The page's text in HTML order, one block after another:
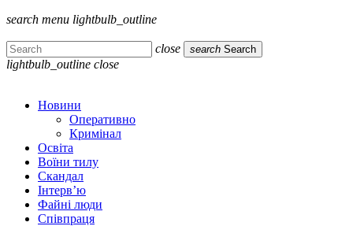
search menu lightbulb_outline
close search Search
lightbulb_outline close
Новини
Оперативно
Кримінал
Освіта
Воїни тилу
Скандал
Інтерв’ю
Файні люди
Співпраця